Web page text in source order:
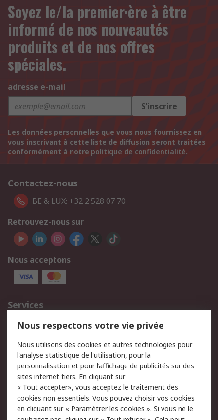
Soyez le/la premier·ère à être
informé de nos nouveautés
produits et de nos offres
spéciales.
adresse e-mail
S'inscrire
Les données personnelles que vous nous fournissez en
vous inscrivant à cette liste de diffusion seront traitées
conformément à notre politique de confidentialité.
Contactez-nous
BE & LUX: +32 2 528 07 70
Retrouvez-nous sur
Nous acceptons
Services
750.000 produits
2.500 marques
Retours
Support technique
Track & trace
Legal
Politique de cookies
Sécurité des e-mails
Nous respectons votre vie privée
Nous utilisons des cookies et autres technologies pour
l'analyse statistique de l'utilisation, pour la
personnalisation et pour l’affichage de publicités sur des
sites internet tiers. En cliquant sur
« Tout accepter», vous acceptez le traitement des
cookies non essentiels. Vous pouvez choisir vos cookies
en cliquant sur « Paramétrer les cookies ». Si vous ne le